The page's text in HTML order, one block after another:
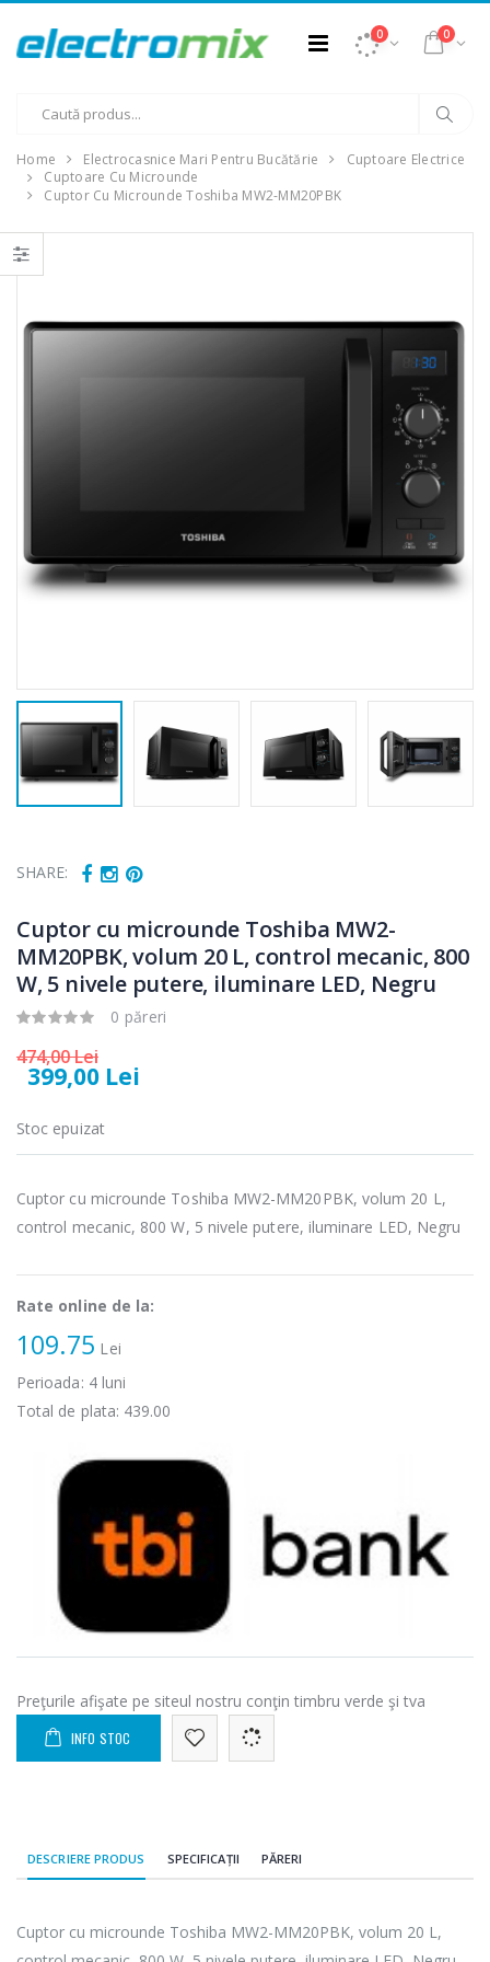
0 0
Home Electrocasnice Mari Pentru Bucătărie
Cuptoare Electrice
Cuptoare Cu Microunde
Cuptor Cu Microunde Toshiba MW2-MM20PBK
SHARE:
Cuptor cu microunde Toshiba MW2-
MM20PBK, volum 20 L, control mecanic, 800
W, 5 nivele putere, iluminare LED, Negru
0 păreri
474,00 Lei
399,00 Lei
Stoc epuizat
Cuptor cu microunde Toshiba MW2-MM20PBK, volum 20 L,
control mecanic, 800 W, 5 nivele putere, iluminare LED, Negru
Rate online de la:
109.75 Lei
Perioada: 4luni
Total de plata: 439.00
Preţurile afişate pe siteul nostru conţin timbru verde şi tva
INFO STOC
DESCRIERE PRODUS SPECIFICAȚII PĂRERI
Cuptor cu microunde Toshiba MW2-MM20PBK, volum 20 L,
-15%
Cuptor cu
microunde
Heinner ...
289,00 Lei
-17%
microunde
incorporabil, ...
1 499,00 Lei
Heinner ...
-25%
Fierbator
electric cu filtru
...
89,00 Lei
NobeLTek ...